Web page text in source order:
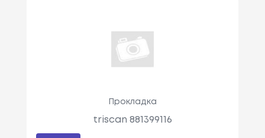
Прокладка
triscan 881399116